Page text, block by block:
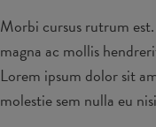
Morbi cursus rutrum
magna ac mollis
Lorem ipsum dolor sit
molestie sem nulla eu